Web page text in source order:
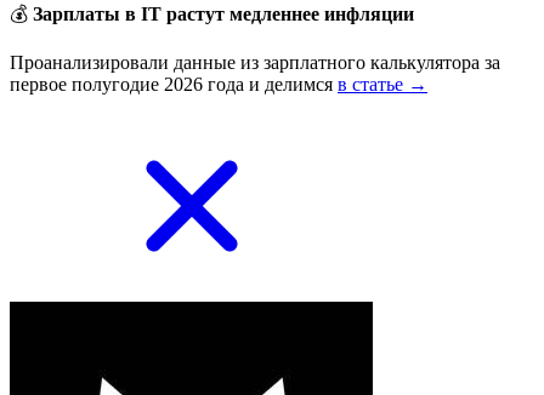
💰 Зарплаты в IT растут медленнее инфляции
Проанализировали данные из зарплатного калькулятора за
первое полугодие 2026 года и делимся в статье →